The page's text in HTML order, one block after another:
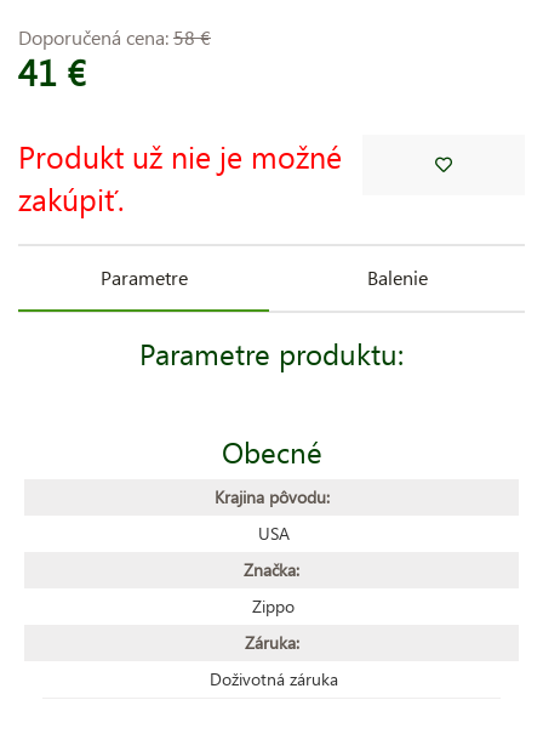
Doporučená cena:58 €
41 €
Produkt už nie je možné
zakúpiť.
Parametre Balenie
Parametre produktu:
Obecné
Krajina pôvodu:
USA
Značka:
Zippo
Záruka:
Doživotná záruka